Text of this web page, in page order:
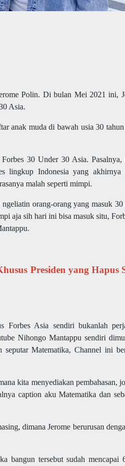
Polin. Di bulan Mei 2021 ini,
Asia.
anak muda di bawah usia 30
30 Under 30 Asia.
lingkup Indonesia yang akhirnya
malah seperti mimpi.
orang-orang yang masuk
aja sih hari ini bisa masuk situ,
Presiden yang Hapus
Forbes Asia sendiri bukanlah
Nihongo Mantappu sendiri
seputar Matematika, Channel ini
kita menyediakan pembahasan,
caption aku Matematika dan
dimana Jerome berurusan
bangun tersebut sudah mencapai